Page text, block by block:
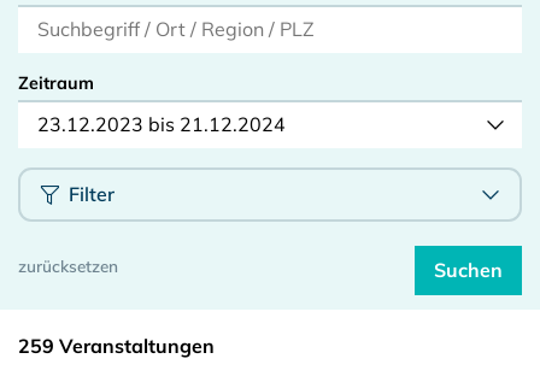
Zeitraum
23.12.2023 bis 21.12.2024
Filter
259 Veranstaltungen